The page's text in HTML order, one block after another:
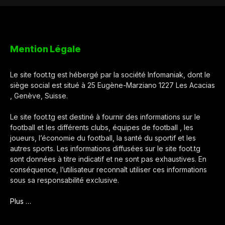
Mention Légale
Le site foot.tg est hébergé par la société Infomaniak, dont le
siège social est situé à 25 Eugène-Marziano 1227 Les Acacias
, Genève, Suisse.
Le site foot.tg est destiné à fournir des informations sur le
football et les différents clubs, équipes de football , les
joueurs, l’économie du football, la santé du sportif et les
autres sports. Les informations diffusées sur le site foot.tg
sont données à titre indicatif et ne sont pas exhaustives. En
conséquence, l’utilisateur reconnaît utiliser ces informations
sous sa responsabilité exclusive.
Plus …